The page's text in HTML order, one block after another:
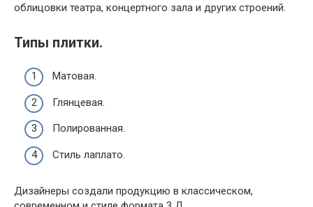
облицовки театра, концертного зала и других строений.
Типы плитки.
Матовая.
Глянцевая.
Полированная.
Стиль лаплато.
Дизайнеры создали продукцию в классическом,